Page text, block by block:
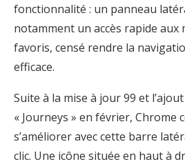
fonctionnalité : un panneau
notamment un accès rapide aux
favoris, censé rendre la
efficace.
Suite à la mise à jour 99 et
« Journeys » en février, Chrome
s’améliorer avec cette barre
clic. Une icône située en haut à